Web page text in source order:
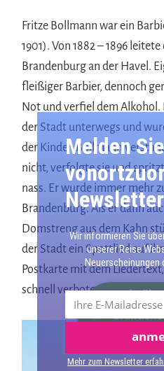
Fritze Bollmann war ein
1901). Von 1882 – 1896
Brandenburg an der Havel.
fleißiger Barbier, dennoch
Not und verfiel dem
der Stadt unterwegs und
der Kinder. Bollmann
nicht, verfolgte sie und
nass. Er wurde immer mehr
Brandenburg. Als er dann
Domstreng aus dem Kahn
der Stadt ein Spottlied auf
Postkarte mit dem
schnell verboten wurde.
Havel
Melden
Wir informieren Sie
unserer Reise
Neuerscheinungen
Mehr zum Newsletter